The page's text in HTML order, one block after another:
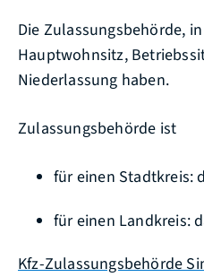
Die Zulassungsbehörde,
Hauptwohnsitz,
Niederlassung haben.
Zulassungsbehörde ist
für einen Stadtkreis:
für einen Landkreis:
Kfz-Zulassungsbehörde